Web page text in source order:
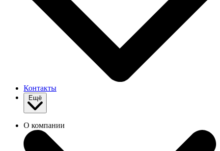
Контакты
О компании